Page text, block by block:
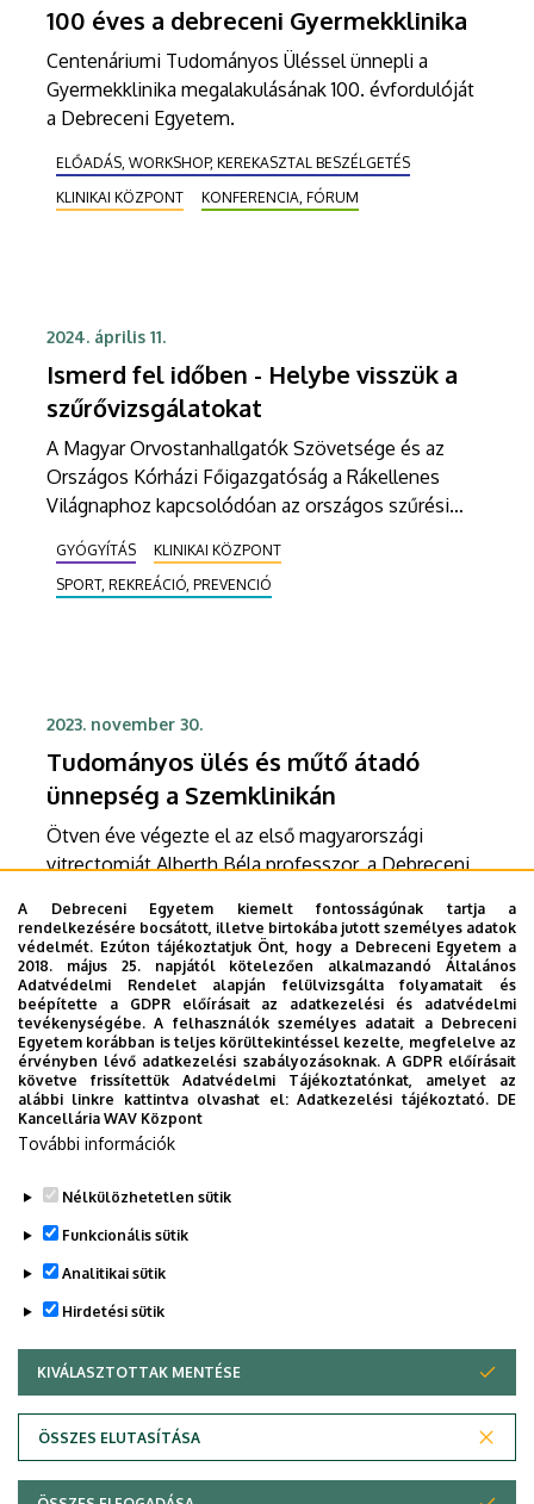
100 éves a debreceni Gyermekklinika
Centenáriumi Tudományos Üléssel ünnepli a
Gyermekklinika megalakulásának 100. évfordulóját
a Debreceni Egyetem.
ELŐADÁS, WORKSHOP, KEREKASZTAL BESZÉLGETÉS
KLINIKAI KÖZPONT
KONFERENCIA, FÓRUM
2024. április 11.
Ismerd fel időben - Helybe visszük a
szűrővizsgálatokat
A Magyar Orvostanhallgatók Szövetsége és az
Országos Kórházi Főigazgatóság a Rákellenes
Világnaphoz kapcsolódóan az országos szűrési
biztosít szűrőbuszain országszerte négy
helyszínen, így Debrecenben is.
GYÓGYÍTÁS
KLINIKAI KÖZPONT
SPORT, REKREÁCIÓ, PREVENCIÓ
2023. november 30.
Tudományos ülés és műtő átadó
ünnepség a Szemklinikán
Ötven éve végezte el az első magyarországi
vitrectomiát Alberth Béla professzor, a Debreceni
évforduló alkalmából a Debreceni Egyetem
Általános Orvostudományi Kar Szemészeti
Tanszéke és a Klinikai Központ Szemklinikája
ünnepi tudományos ülést szervez, majd azt
követően átadják az új vitreoretinális műtőt.
GYÓGYÍTÁS KLINIKAI KÖZPONT
MEGNYITÓ, ÁTADÓ
TUDOMÁNY
Oldalszámozás
Jelenlegi
1
Page
2
Page
3
Adatvédelem
A Debreceni Egyetem kiemelt fontosságúnak tartja a
rendelkezésére bocsátott, illetve birtokába jutott személyes adatok
védelmét. Ezúton tájékoztatjuk Önt, hogy a Debreceni Egyetem a
2018. május 25. napjától kötelezően alkalmazandó Általános
Adatvédelmi Rendelet alapján felülvizsgálta folyamatait és
beépítette a GDPR előírásait az adatkezelési és adatvédelmi
tevékenységébe. A felhasználók személyes adatait a Debreceni
Egyetem korábban is teljes körültekintéssel kezelte, megfelelve az
érvényben lévő adatkezelési szabályozásoknak. A GDPR előírásait
követve frissítettük Adatvédelmi Tájékoztatónkat, amelyet az
alábbi linkre kattintva olvashat el:Adatkezelési tájékoztató. DE
Kancellária WAV Központ
További információk
Nélkülözhetetlen sütik
Funkcionális sütik
Analitikai sütik
Hirdetési sütik
KIVÁLASZTOTTAK MENTÉSE
ÖSSZES ELUTASÍTÁSA
WITHDRAW CONSENT